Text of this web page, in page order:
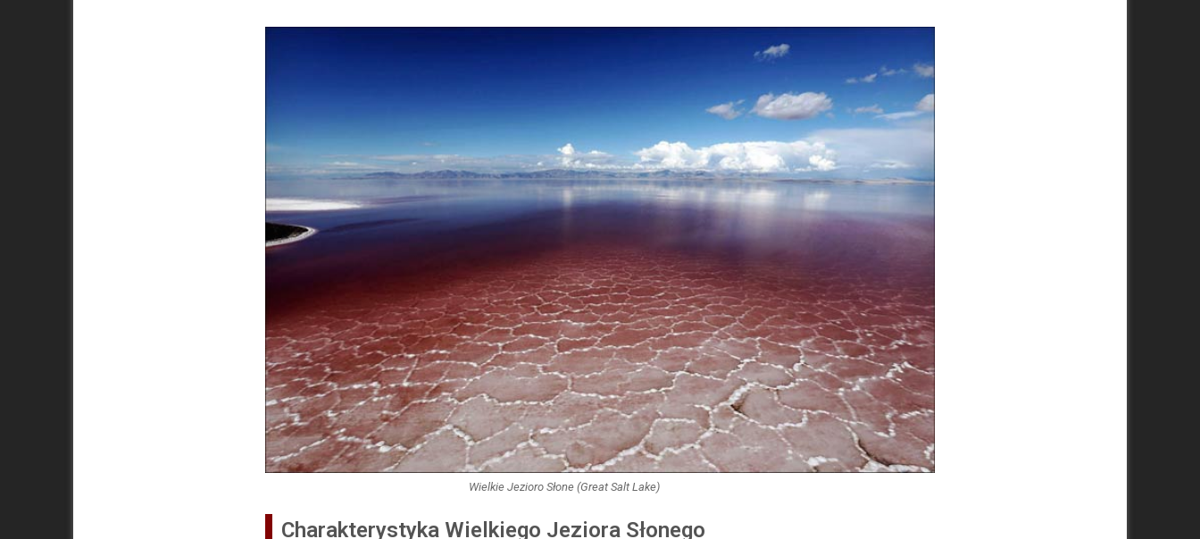
Wielkie Jezioro Słone (Great Salt Lake)
Charakterystyka Wielkiego Jeziora Słonego